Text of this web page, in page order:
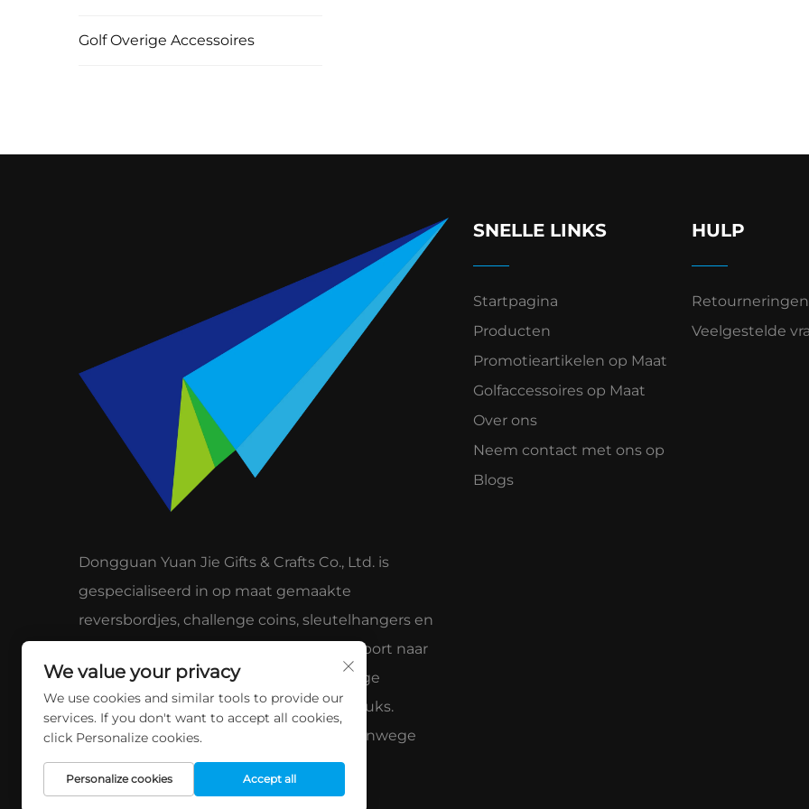
Golf Overige Accessoires
Dongguan Yuan Jie Gifts & Crafts Co., Ltd. is
gespecialiseerd in op maat gemaakte
reversbordjes, challenge coins, sleutelhangers en
accessoires voor golf. 15 jaar ervaring, export naar
meer dan 55 landen. Gratis monsters, lage
minimale bestelhoeveelheid van 300 stuks.
Vertrouwd door wereldwijde merken vanwege
kwaliteit en service.
SNELLE LINKS
Startpagina
Producten
Promotieartikelen op Maat
Golfaccessoires op Maat
Over ons
Neem contact met ons op
Blogs
HULP
Retourneringen
Veelgestelde
We value your privacy
We use cookies and similar tools to provide our
services. If you don't want to accept all cookies,
click Personalize cookies.
Personalize cookies Accept all